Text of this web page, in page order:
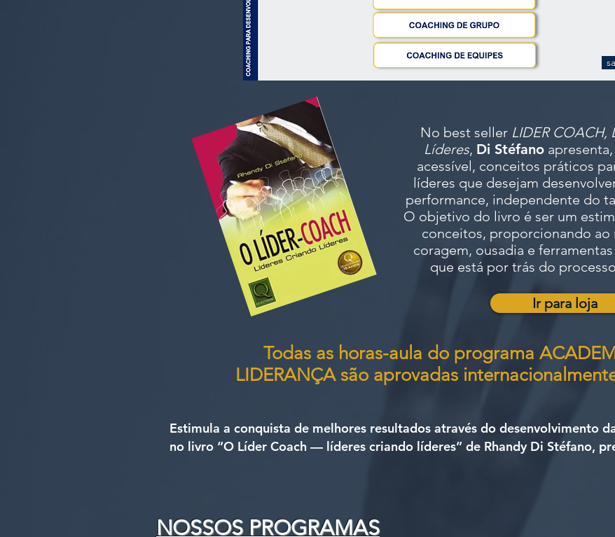
No best seller LIDER COACH,
Líderes, Di Stéfano
acessível, conceitos práticos
líderes que desejam
performance, independente do
O objetivo do livro é ser um
conceitos, proporcionando ao
coragem, ousadia e
que está por trás do
Ir para loja
Todas as horas-aula do programa
LIDERANÇAsão aprovadas
Estimula a conquista de melhores resultados através do desenvolvimento
no livro “O Líder Coach — líderes criando líderes” de Rhandy Di Stéfano,
NOSSOS PROGRAMAS